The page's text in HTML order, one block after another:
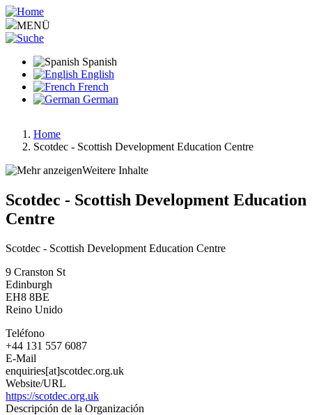
Pasar
al
contenido
MENÜ
Spanish
English
French
German
Ruta
de
Home
Scotdec - Scottish Development Education Centre
Weitere Inhalte
Scotdec - Scottish Development Education
Centre
Scotdec - Scottish Development Education Centre
9 Cranston St
Edinburgh
EH8 8BE
Reino Unido
Teléfono
+44 131 557 6087
E-Mail
enquiries[at]scotdec.org.uk
Website/URL
https://scotdec.org.uk
Descripción de la Organización